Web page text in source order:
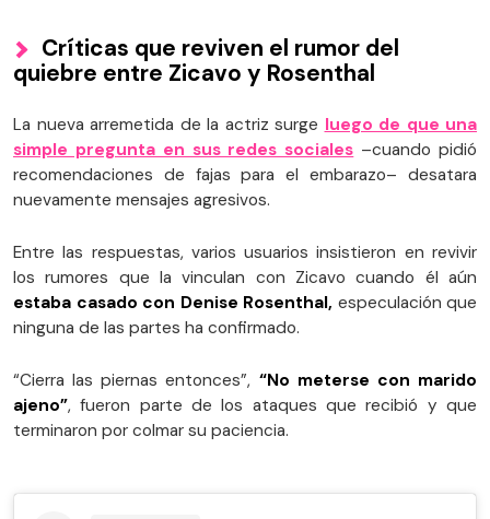
Críticas que reviven el rumor del
quiebre entre Zicavo y Rosenthal
La nueva arremetida de la actriz surge luego de que una
simple pregunta en sus redes sociales –cuando pidió
recomendaciones de fajas para el embarazo– desatara
nuevamente mensajes agresivos.
Entre las respuestas, varios usuarios insistieron en revivir
los rumores que la vinculan con Zicavo cuando él aún
estaba casado con Denise Rosenthal, especulación que
ninguna de las partes ha confirmado.
“Cierra las piernas entonces”, “No meterse con marido
ajeno”, fueron parte de los ataques que recibió y que
terminaron por colmar su paciencia.